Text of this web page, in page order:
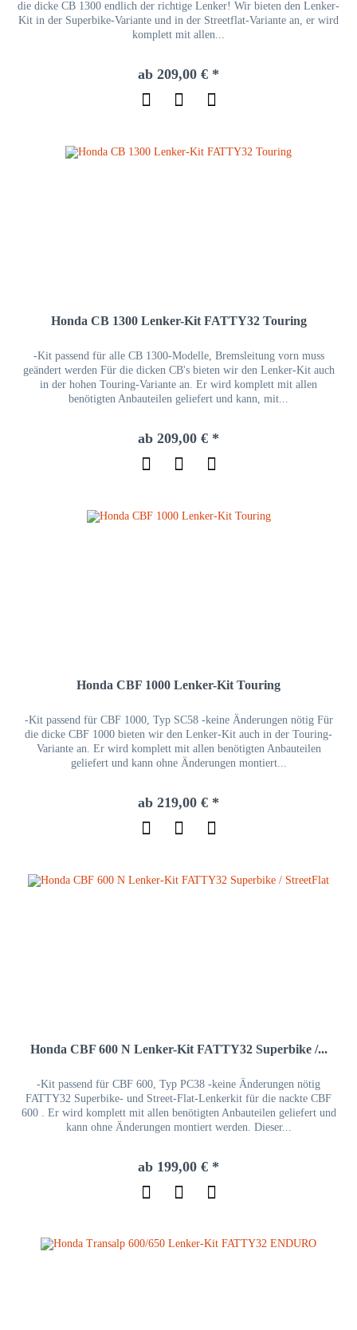
die dicke CB 1300 endlich der richtige Lenker! Wir bieten den Lenker-
Kit in der Superbike-Variante und in der Streetflat-Variante an, er wird
komplett mit allen...
ab 209,00 € *
Honda CB 1300 Lenker-Kit FATTY32 Touring
-Kit passend für alle CB 1300-Modelle, Bremsleitung vorn muss
geändert werden Für die dicken CB's bieten wir den Lenker-Kit auch
in der hohen Touring-Variante an. Er wird komplett mit allen
benötigten Anbauteilen geliefert und kann, mit...
ab 209,00 € *
Honda CBF 1000 Lenker-Kit Touring
-Kit passend für CBF 1000, Typ SC58 -keine Änderungen nötig Für
die dicke CBF 1000 bieten wir den Lenker-Kit auch in der Touring-
Variante an. Er wird komplett mit allen benötigten Anbauteilen
geliefert und kann ohne Änderungen montiert...
ab 219,00 € *
Honda CBF 600 N Lenker-Kit FATTY32 Superbike /...
-Kit passend für CBF 600, Typ PC38 -keine Änderungen nötig
FATTY32 Superbike- und Street-Flat-Lenkerkit für die nackte CBF
600 . Er wird komplett mit allen benötigten Anbauteilen geliefert und
kann ohne Änderungen montiert werden. Dieser...
ab 199,00 € *